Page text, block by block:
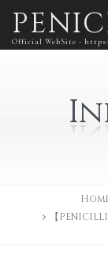
Official WebSite -
【